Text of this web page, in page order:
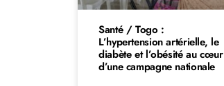
Santé / Togo :
L’hypertension artérielle, le
diabète et l’obésité au cœur
d’une campagne nationale